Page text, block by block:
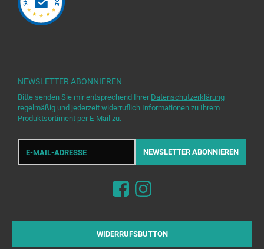
NEWSLETTER ABONNIEREN
Bitte senden Sie mir entsprechend Ihrer Datenschutzerklärung
regelmäßig und jederzeit widerruflich Informationen zu Ihrem
Produktsortiment per E-Mail zu.
E-
Mail-
NEWSLETTER ABONNIEREN
WIDERRUFSBUTTON